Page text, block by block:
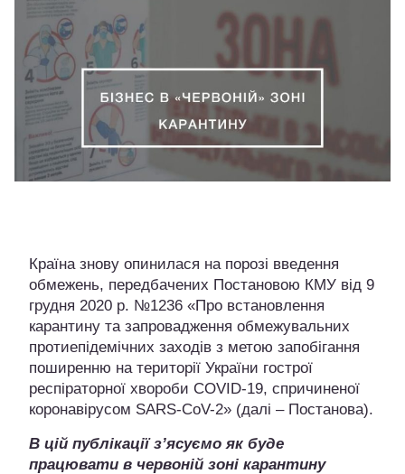
Країна знову опинилася на порозі введення
обмежень, передбачених Постановою КМУ від 9
грудня 2020 р. №1236 «Про встановлення
карантину та запровадження обмежувальних
протиепідемічних заходів з метою запобігання
поширенню на території України гострої
респіраторної хвороби COVID-19, спричиненої
коронавірусом SARS-CoV-2» (далі – Постанова).
В цій публікації з’ясуємо як буде
працювати в червоній зоні карантину